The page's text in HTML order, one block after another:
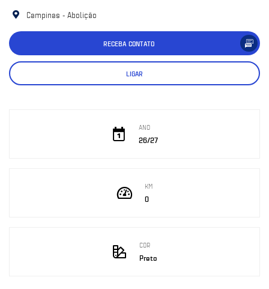
Campinas - Abolição
RECEBA CONTATO
LIGAR
ANO
26/27
KM
0
COR
Preto